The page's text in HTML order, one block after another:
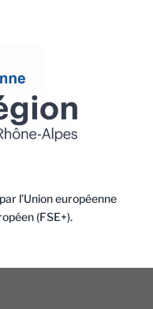
l’Union européenne
(FSE+).